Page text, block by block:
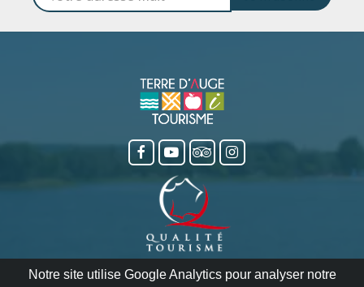
Notre site utilise Google Analytics pour analyser notre